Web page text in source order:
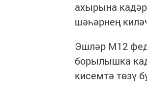
ахырына
шәһәрнең
Эшләр М12
борылышка
кисемтә төзү